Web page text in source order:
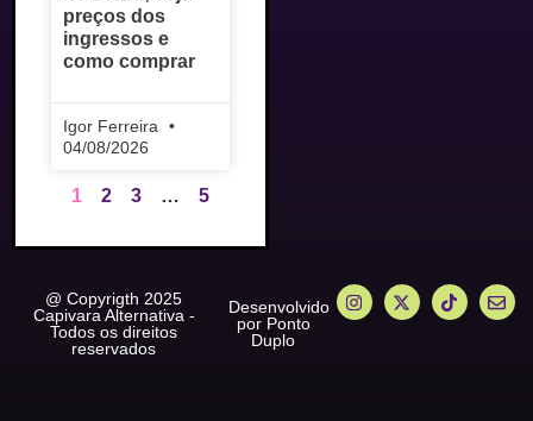
preços dos
ingressos e
como comprar
Igor Ferreira
04/08/2026
1 2 3 … 5
@ Copyrigth 2025
Capivara Alternativa -
Todos os direitos
reservados
Desenvolvido
por Ponto
Duplo